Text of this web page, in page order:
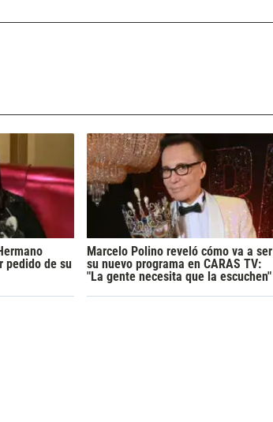
pedido de su
Marcelo Polino reveló cómo va a ser
su nuevo programa en CARAS TV:
"La gente necesita que la escuchen"